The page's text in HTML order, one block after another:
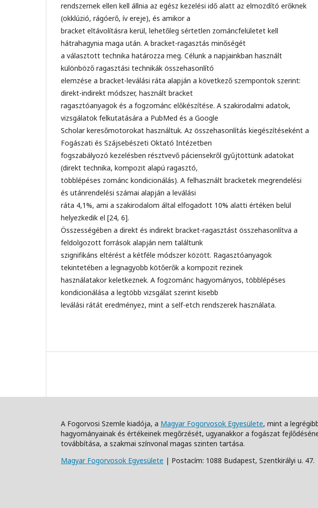
rendszernek ellen kell állnia az egész kezelési idő alatt az elmozdító erőknek
(okklúzió, rágóerő, ív ereje), és amikor a
bracket eltávolításra kerül, lehetőleg sértetlen zománcfelületet kell
hátrahagynia maga után. A bracket-ragasztás minőségét
a választott technika határozza meg. Célunk a napjainkban használt
különböző ragasztási technikák összehasonlító
elemzése a bracket-leválási ráta alapján a következő szempontok szerint:
direkt-indirekt módszer, használt bracket
ragasztóanyagok és a fogzománc előkészítése. A szakirodalmi adatok,
vizsgálatok felkutatására a PubMed és a Google
Scholar keresőmotorokat használtuk. Az összehasonlítás kiegészítéseként a
Fogászati és Szájsebészeti Oktató Intézetben
fogszabályozó kezelésben résztvevő páciensekről gyűjtöttünk adatokat
(direkt technika, kompozit alapú ragasztó,
többlépéses zománc kondicionálás). A felhasznált bracketek megrendelési
és utánrendelési számai alapján a leválási
ráta 4,1%, ami a szakirodalom által elfogadott 10% alatti értéken belül
helyezkedik el [24, 6].
Összességében a direkt és indirekt bracket-ragasztást összehasonlítva a
feldolgozott források alapján nem találtunk
szignifikáns eltérést a kétféle módszer között. Ragasztóanyagok
tekintetében a legnagyobb kötőerők a kompozit rezinek
használatakor keletkeznek. A fogzománc hagyományos, többlépéses
kondicionálása a legtöbb vizsgálat szerint kisebb
leválási rátát eredményez, mint a self-etch rendszerek használata.
A Fogorvosi Szemle kiadója, a Magyar Fogorvosok Egyesülete, mint a
hagyományainak és értékeinek megőrzését, ugyanakkor a fogászat
továbbítása, a szakmai színvonal magas szinten tartása.
Magyar Fogorvosok Egyesülete | Postacím: 1088 Budapest, Szentkirályi u.